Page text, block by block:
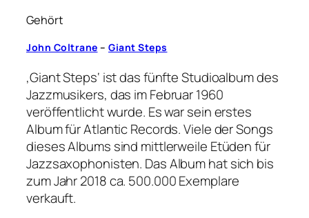
Gehört
John Coltrane – Giant Steps
‚Giant Steps‘ ist das fünfte Studioalbum des
Jazzmusikers, das im Februar 1960
veröffentlicht wurde. Es war sein erstes
Album für Atlantic Records. Viele der Songs
dieses Albums sind mittlerweile Etüden für
Jazzsaxophonisten. Das Album hat sich bis
zum Jahr 2018 ca. 500.000 Exemplare
verkauft.